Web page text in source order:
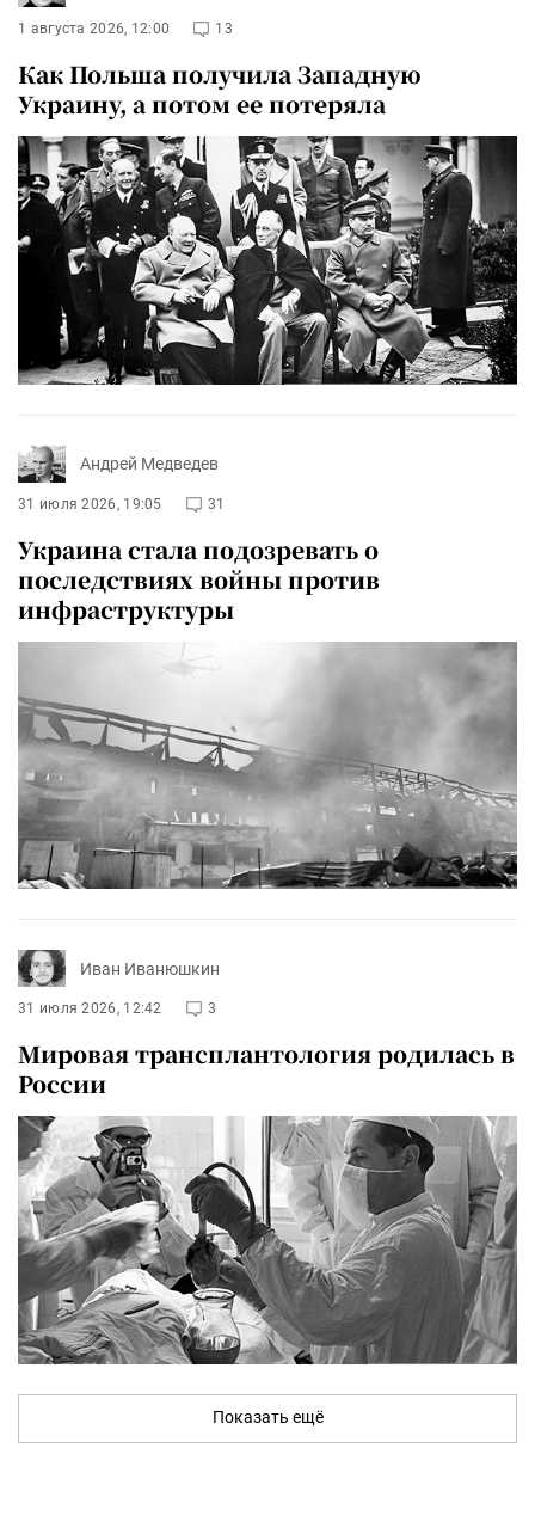
1 августа 2026, 12:00 13
Как Польша получила Западную
Украину, а потом ее потеряла
Андрей Медведев
31 июля 2026, 19:05 31
Украина стала подозревать о
последствиях войны против
инфраструктуры
Иван Иванюшкин
31 июля 2026, 12:42 3
Мировая трансплантология родилась в
России
Показать ещё